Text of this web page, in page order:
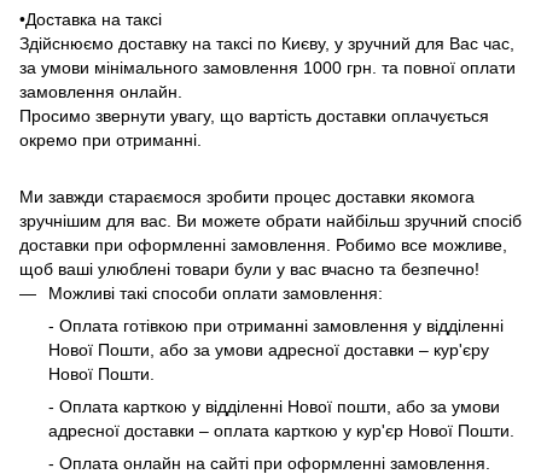
•Доставка на таксі
Здійснюємо доставку на таксі по Києву, у зручний для Вас час,
за умови мінімального замовлення 1000 грн. та повної оплати
замовлення онлайн.
Просимо звернути увагу, що вартість доставки оплачується
окремо при отриманні.
Ми завжди стараємося зробити процес доставки якомога
зручнішим для вас. Ви можете обрати найбільш зручний спосіб
доставки при оформленні замовлення. Робимо все можливе,
щоб ваші улюблені товари були у вас вчасно та безпечно!
Можливі такі способи оплати замовлення:
- Оплата готівкою при отриманні замовлення у відділенні
Нової Пошти, або за умови адресної доставки – кур'єру
Нової Пошти.
- Оплата карткою у відділенні Нової пошти, або за умови
адресної доставки – оплата карткою у кур'єр Нової Пошти.
- Оплата онлайн на сайті при оформленні замовлення.